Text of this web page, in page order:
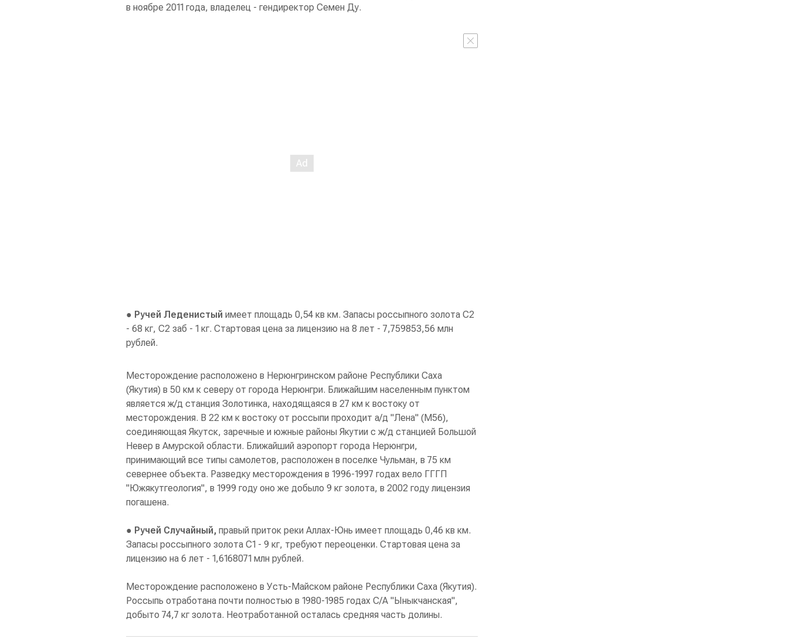
в ноябре 2011 года, владелец - гендиректор Семен Ду.
● Ручей Леденистый имеет площадь 0,54 кв км. Запасы россыпного золота С2
- 68 кг, С2 заб - 1 кг. Стартовая цена за лицензию на 8 лет - 7,759853,56 млн
рублей.
Месторождение расположено в Нерюнгринском районе Республики Саха
(Якутия) в 50 км к северу от города Нерюнгри. Ближайшим населенным пунктом
является ж/д станция Золотинка, находящаяся в 27 км к востоку от
месторождения. В 22 км к востоку от россыпи проходит а/д "Лена" (М56),
соединяющая Якутск, заречные и южные районы Якутии с ж/д станцией Большой
Невер в Амурской области. Ближайший аэропорт города Нерюнгри,
принимающий все типы самолетов, расположен в поселке Чульман, в 75 км
севернее объекта. Разведку месторождения в 1996-1997 годах вело ГГГП
"Южякутгеология", в 1999 году оно же добыло 9 кг золота, в 2002 году лицензия
погашена.
● Ручей Случайный, правый приток реки Аллах-Юнь имеет площадь 0,46 кв км.
Запасы россыпного золота С1 - 9 кг, требуют переоценки. Стартовая цена за
лицензию на 6 лет - 1,6168071 млн рублей.
Месторождение расположено в Усть-Майском районе Республики Саха (Якутия).
Россыпь отработана почти полностью в 1980-1985 годах С/А "Ыныкчанская",
добыто 74,7 кг золота. Неотработанной осталась средняя часть долины.